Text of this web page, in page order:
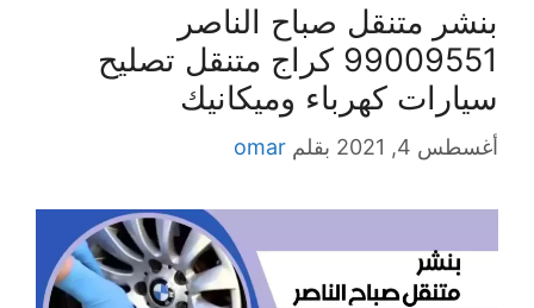
بنشر متنقل صباح الناصر
99009551‬ كراج متنقل تصليح
سيارات كهرباء وميكانيك
أغسطس 4, 2021 بقلم omar